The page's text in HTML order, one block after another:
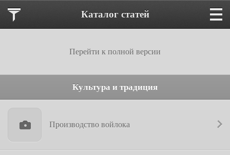
Каталог статей
Перейти к полной версии
Культура и традиция
Производство войлока